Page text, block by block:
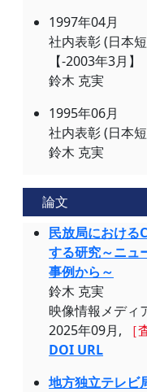
1997年04月
社内表彰 (日本
【-2003年3月】
鈴木 克実
1995年06月
社内表彰 (日本
鈴木 克実
論文
民放局における
する研究～ニュ
事例から～
鈴木 克実
映像情報メディ
2025年09月,
［
DOI URL
地方独立テレビ